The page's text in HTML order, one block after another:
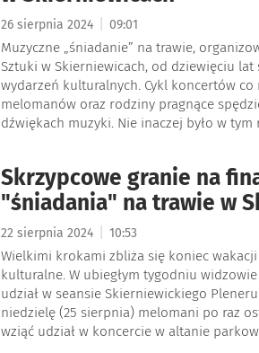
26 sierpnia 2024 09:01
Muzyczne „śniadanie” na trawie,
Sztuki w Skierniewicach, od dziewięciu
wydarzeń kulturalnych. Cykl koncertów
melomanów oraz rodziny pragnące
dźwiękach muzyki. Nie inaczej było w
Skrzypcowe granie na
"śniadania" na trawie w
22 sierpnia 2024 10:53
Wielkimi krokami zbliża się koniec
kulturalne. W ubiegłym tygodniu
udział w seansie Skierniewickiego
niedzielę (25 sierpnia) melomani po raz
wziąć udział w koncercie w altanie